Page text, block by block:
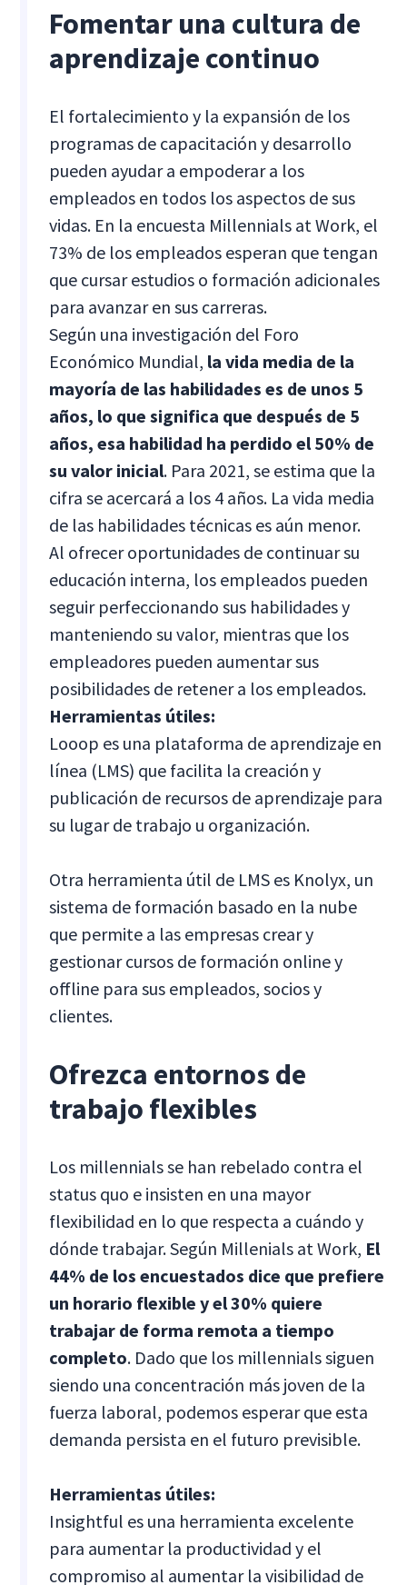
Fomentar una cultura de
aprendizaje continuo
El fortalecimiento y la expansión de los
programas de capacitación y desarrollo
pueden ayudar a empoderar a los
empleados en todos los aspectos de sus
vidas. En la encuesta Millennials at Work, el
73% de los empleados esperan que tengan
que cursar estudios o formación adicionales
para avanzar en sus carreras.
Según una investigación del Foro
Económico Mundial, la vida media de la
mayoría de las habilidades es de unos 5
años, lo que significa que después de 5
años, esa habilidad ha perdido el 50% de
su valor inicial. Para 2021, se estima que la
cifra se acercará a los 4 años. La vida media
de las habilidades técnicas es aún menor.
Al ofrecer oportunidades de continuar su
educación interna, los empleados pueden
seguir perfeccionando sus habilidades y
manteniendo su valor, mientras que los
empleadores pueden aumentar sus
posibilidades de retener a los empleados.
Herramientas útiles:
Looop es una plataforma de aprendizaje en
línea (LMS) que facilita la creación y
publicación de recursos de aprendizaje para
su lugar de trabajo u organización.
Otra herramienta útil de LMS es Knolyx, un
sistema de formación basado en la nube
que permite a las empresas crear y
gestionar cursos de formación online y
offline para sus empleados, socios y
clientes.
Ofrezca entornos de
trabajo flexibles
Los millennials se han rebelado contra el
status quo e insisten en una mayor
flexibilidad en lo que respecta a cuándo y
dónde trabajar. Según Millenials at Work, El
44% de los encuestados dice que prefiere
un horario flexible y el 30% quiere
trabajar de forma remota a tiempo
completo. Dado que los millennials siguen
siendo una concentración más joven de la
fuerza laboral, podemos esperar que esta
demanda persista en el futuro previsible.
Herramientas útiles:
Insightful es una herramienta excelente
para aumentar la productividad y el
compromiso al aumentar la visibilidad de